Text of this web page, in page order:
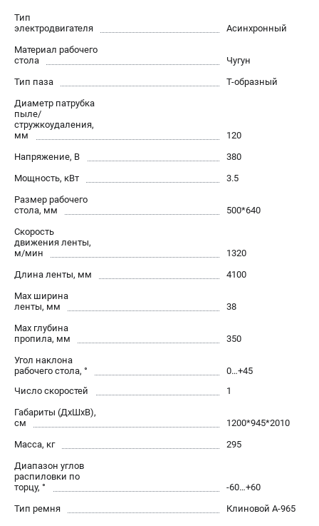
Характеристики токарных станков
Токарные "ДОПЫ"
Все о влажности древесины
+7 (812) 317-66-20
Информация размещённая на сайте не является публичной
проспект Александровской Фермы, 29АЛ
вс - выходной
Тип
электродвигателя
Асинхронный
Материал рабочего
стола
Чугун
Тип паза
Т-образный
Диаметр патрубка
пыле/
стружкоудаления,
мм
120
Напряжение, В
380
Мощность, кВт
3.5
Размер рабочего
стола, мм
500*640
Скорость
движения ленты,
м/мин
1320
Длина ленты, мм
4100
Max ширина
ленты, мм
38
Max глубина
пропила, мм
350
Угол наклона
рабочего стола, °
0…+45
Число скоростей
1
Габариты (ДхШхВ),
см
1200*945*2010
Масса, кг
295
Диапазон углов
распиловки по
торцу, °
-60…+60
Тип ремня
Клиновой A-965